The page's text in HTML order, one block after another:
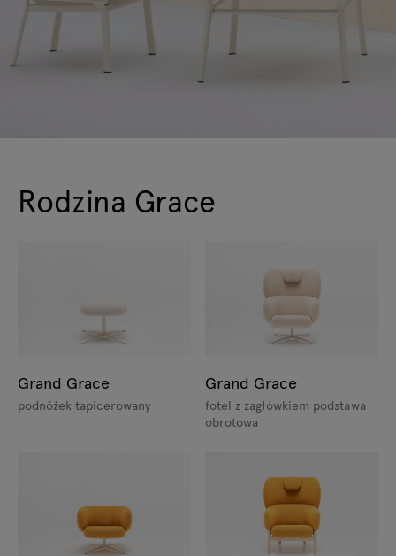
Rodzina Grace
Grand Grace
podnóżek tapicerowany
Grand Grace
fotel z zagłówkiem podstawa
obrotowa